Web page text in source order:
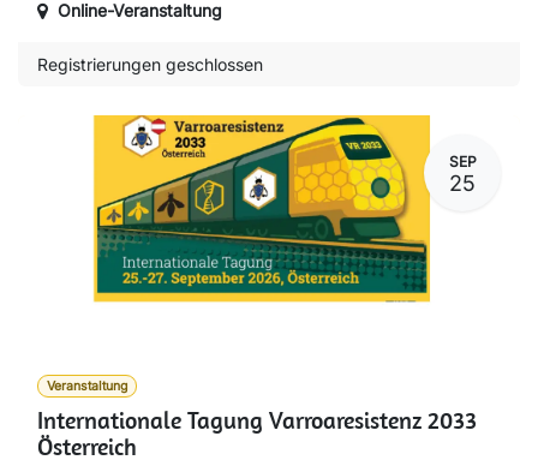
Online-Veranstaltung
Registrierungen geschlossen
SEP
25
Veranstaltung
Internationale Tagung Varroaresistenz 2033
Österreich